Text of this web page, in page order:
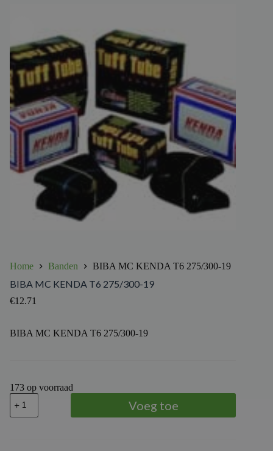
Home Banden BIBA MC KENDA T6 275/300-19
BIBA MC KENDA T6 275/300-19
€12.71
BIBA MC KENDA T6 275/300-19
173 op voorraad
BIBA
MC
KENDA
Voeg toe